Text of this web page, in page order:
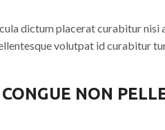
dictum placerat curabitur nisi
volutpat id curabitur
NON